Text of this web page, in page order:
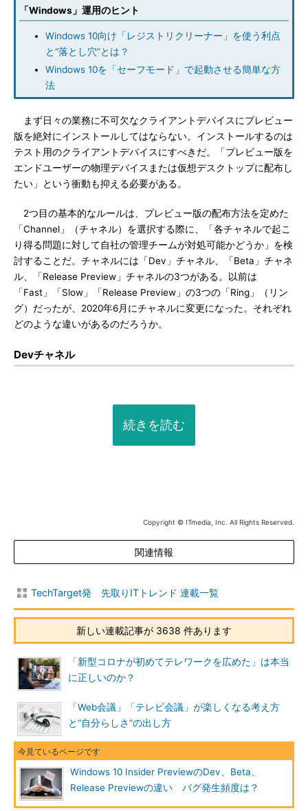
「Windows」運用のヒント
Windows 10向け「レジストリクリーナー」を使う利点
と“落とし穴”とは？
Windows 10を「セーフモード」で起動させる簡単な方
法
まず日々の業務に不可欠なクライアントデバイスにプレビュー
版を絶対にインストールしてはならない。インストールするのは
テスト用のクライアントデバイスにすべきだ。「プレビュー版を
エンドユーザーの物理デバイスまたは仮想デスクトップに配布し
たい」という衝動も抑える必要がある。
2つ目の基本的なルールは、プレビュー版の配布方法を定めた
「Channel」（チャネル）を選択する際に、「各チャネルで起こ
り得る問題に対して自社の管理チームが対処可能かどうか」を検
討することだ。チャネルには「Dev」チャネル、「Beta」チャネ
ル、「Release Preview」チャネルの3つがある。以前は
「Fast」「Slow」「Release Preview」の3つの「Ring」（リン
グ）だったが、2020年6月にチャネルに変更になった。それぞれ
どのような違いがあるのだろうか。
Devチャネル
続きを読む
Copyright © ITmedia, Inc. All Rights Reserved.
関連情報
TechTarget発 先取りITトレンド 連載一覧
新しい連載記事が 3638 件あります
「新型コロナが初めてテレワークを広めた」は本当
に正しいのか？
「Web会議」「テレビ会議」が楽しくなる考え方
と“自分らしさ”の出し方
Windows 10 Insider PreviewのDev、Beta、
Release Previewの違い バグ発生頻度は？